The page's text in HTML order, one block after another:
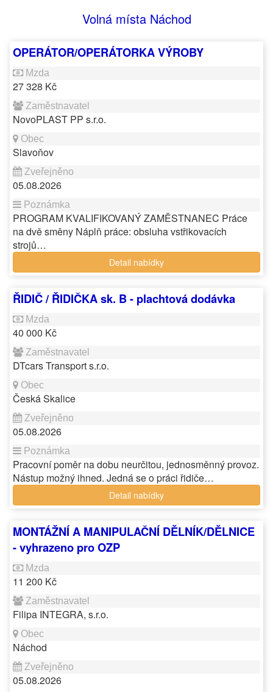
Volná místa Náchod
OPERÁTOR/OPERÁTORKA VÝROBY
27 328 Kč
NovoPLAST PP s.r.o.
Slavoňov
05.08.2026
PROGRAM KVALIFIKOVANÝ ZAMĚSTNANEC Práce
na dvě směny Náplň práce: obsluha vstřikovacích
strojů…
Detail nabídky
ŘIDIČ / ŘIDIČKA sk. B - plachtová dodávka
40 000 Kč
DTcars Transport s.r.o.
Česká Skalice
05.08.2026
Pracovní poměr na dobu neurčitou, jednosměnný provoz.
Nástup možný ihned. Jedná se o práci řidiče…
Detail nabídky
MONTÁŽNÍ A MANIPULAČNÍ DĚLNÍK/DĚLNICE
- vyhrazeno pro OZP
11 200 Kč
Filipa INTEGRA, s.r.o.
Náchod
05.08.2026